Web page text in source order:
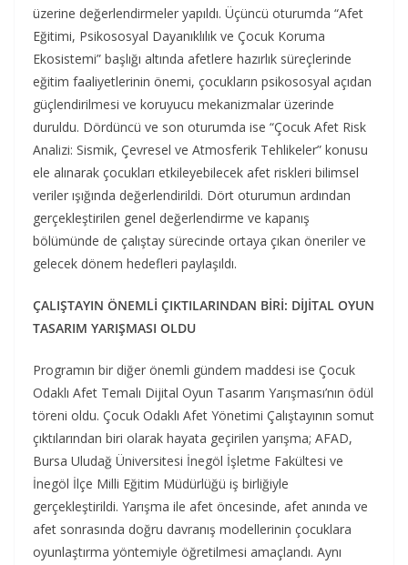
üzerine değerlendirmeler yapıldı. Üçüncü oturumda “Afet
Eğitimi, Psikososyal Dayanıklılık ve Çocuk Koruma
Ekosistemi” başlığı altında afetlere hazırlık süreçlerinde
eğitim faaliyetlerinin önemi, çocukların psikososyal açıdan
güçlendirilmesi ve koruyucu mekanizmalar üzerinde
duruldu. Dördüncü ve son oturumda ise “Çocuk Afet Risk
Analizi: Sismik, Çevresel ve Atmosferik Tehlikeler” konusu
ele alınarak çocukları etkileyebilecek afet riskleri bilimsel
veriler ışığında değerlendirildi. Dört oturumun ardından
gerçekleştirilen genel değerlendirme ve kapanış
bölümünde de çalıştay sürecinde ortaya çıkan öneriler ve
gelecek dönem hedefleri paylaşıldı.
ÇALIŞTAYIN ÖNEMLİ ÇIKTILARINDAN BİRİ: DİJİTAL OYUN
TASARIM YARIŞMASI OLDU
Programın bir diğer önemli gündem maddesi ise Çocuk
Odaklı Afet Temalı Dijital Oyun Tasarım Yarışması’nın ödül
töreni oldu. Çocuk Odaklı Afet Yönetimi Çalıştayının somut
çıktılarından biri olarak hayata geçirilen yarışma; AFAD,
Bursa Uludağ Üniversitesi İnegöl İşletme Fakültesi ve
İnegöl İlçe Milli Eğitim Müdürlüğü iş birliğiyle
gerçekleştirildi. Yarışma ile afet öncesinde, afet anında ve
afet sonrasında doğru davranış modellerinin çocuklara
oyunlaştırma yöntemiyle öğretilmesi amaçlandı. Aynı